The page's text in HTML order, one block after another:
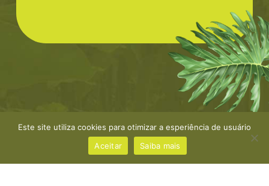
©Greenbond | site porNaçãoDesign |Política de
privacidade
Este site utiliza cookies para otimizar a esperiência de usuário
Aceitar
Saiba mais